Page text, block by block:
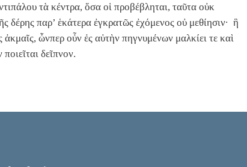
τὰ κέντρα, ὅσα οἱ προβέβληται, ταῦτα οὐκ
δέρης παρ’ ἑκάτερα ἐγκρατῶς ἐχόμενος οὐ μεθίησιν· ἣ
ἀκμαῖς, ὧνπερ οὖν ἐς αὐτὴν πηγνυμένων μαλκίει τε καὶ
δεῖπνον.